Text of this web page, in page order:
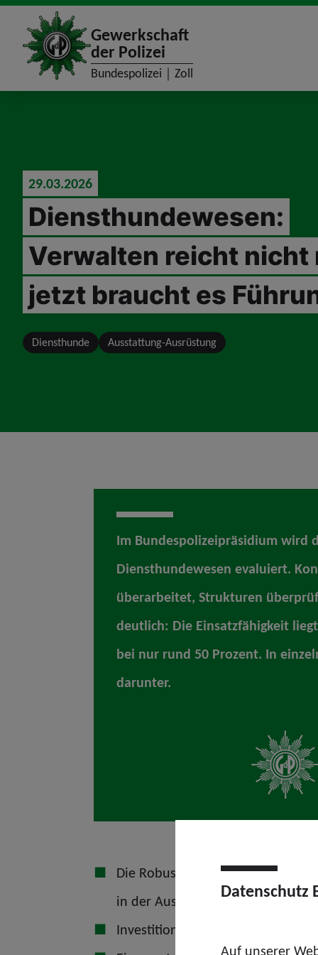
site_logo
Gewerkschaft
der Polizei
Bundespolizei｜Zoll
29.03.2026
Diensthundewesen:
Verwalten reicht nicht
jetzt braucht es
Diensthunde Ausstattung-Ausrüstung
Im Bundespolizeipräsidium wird
Diensthundewesen evaluiert.
überarbeitet, Strukturen
deutlich: Die Einsatzfähigkeit
bei nur rund 50 Prozent. In
darunter.
Die Robustheit der Schutzhunde
in der Aus- und Fortbildung von
Investitionen in
Datenschutz
Auf unserer